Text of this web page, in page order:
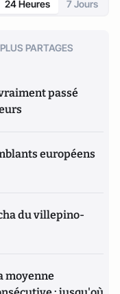
24 Heures 7 Jours
PLUS PARTAGES
passé
européens
du villepino-
moyenne